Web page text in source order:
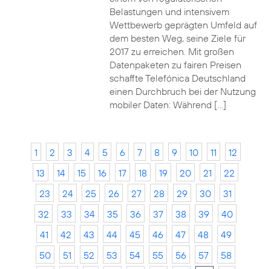
Belastungen und intensivem
Wettbewerb geprägten Umfeld auf
dem besten Weg, seine Ziele für
2017 zu erreichen. Mit großen
Datenpaketen zu fairen Preisen
schaffte Telefónica Deutschland
einen Durchbruch bei der Nutzung
mobiler Daten: Während […]
1 2 3 4 5 6 7 8 9 10 11
12
13
14 15 16 17 18 19 20 21
22
23
24 25 26 27 28 29 30
31
32
33 34 35 36 37 38 39
40
41
42 43 44 45 46 47 48
49
50
51 52 53 54 55 56 57
58